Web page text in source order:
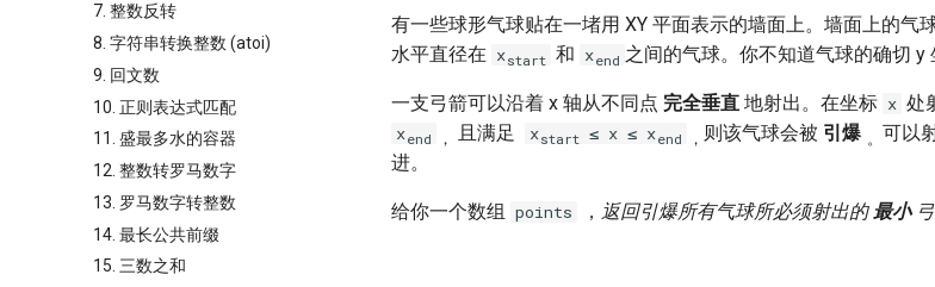
7. 整数反转
8. 字符串转换整数 (atoi)
9. 回文数
10. 正则表达式匹配
11. 盛最多水的容器
12. 整数转罗马数字
13. 罗马数字转整数
14. 最长公共前缀
15. 三数之和
有一些球形气球贴在一堵用 XY 平面表示的墙面上。墙面上的气
水平直径在 xstart 和 xend 之间的气球。你不知道气球的确切 y
一支弓箭可以沿着 x 轴从不同点 完全垂直 地射出。在坐标 x 处
xend ， 且满足 xstart≤ x ≤ xend ， 则该气球会被 引爆 。 可以
进。
给你一个数组 points ， 返回引爆所有气球所必须射出的最小